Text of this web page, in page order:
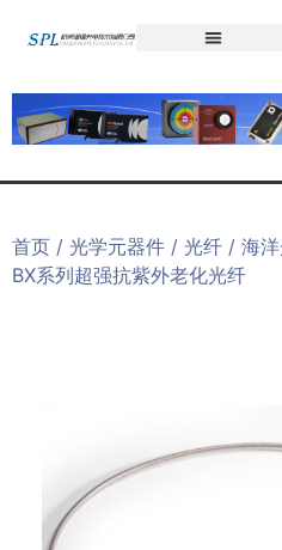
首页 / 光学元器件 / 光纤 / 海
BX系列超强抗紫外老化光纤